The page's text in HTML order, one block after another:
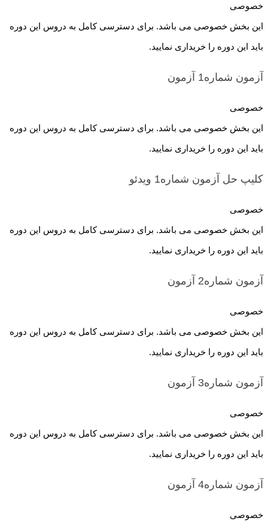
خصوصی
این بخش خصوصی می باشد. برای دسترسی کامل به دروس این دوره
باید این دوره را خریداری نمایید.
آزمون شماره1 آزمون
خصوصی
این بخش خصوصی می باشد. برای دسترسی کامل به دروس این دوره
باید این دوره را خریداری نمایید.
کلیپ حل آزمون شماره1 ویدئو
خصوصی
این بخش خصوصی می باشد. برای دسترسی کامل به دروس این دوره
باید این دوره را خریداری نمایید.
آزمون شماره2 آزمون
خصوصی
این بخش خصوصی می باشد. برای دسترسی کامل به دروس این دوره
باید این دوره را خریداری نمایید.
آزمون شماره3 آزمون
خصوصی
این بخش خصوصی می باشد. برای دسترسی کامل به دروس این دوره
باید این دوره را خریداری نمایید.
آزمون شماره4 آزمون
خصوصی